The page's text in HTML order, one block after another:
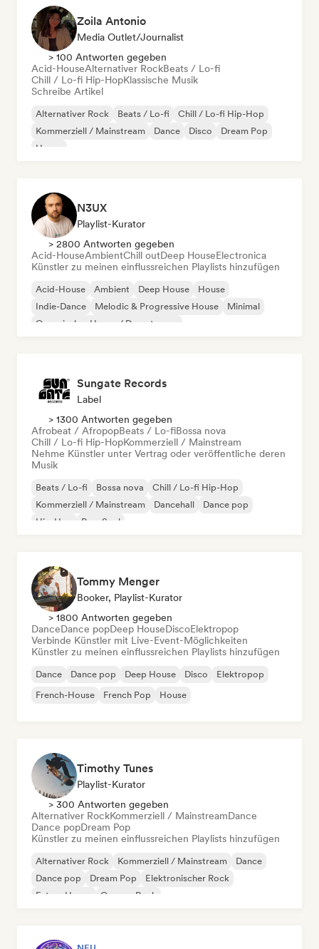
Zoila Antonio
Media Outlet/Journalist
> 100 Antworten gegeben
Acid-HouseAlternativer RockBeats / Lo-fi
Chill / Lo-fi Hip-HopKlassische Musik
Schreibe Artikel
Alternativer Rock Beats / Lo-fi
Chill / Lo-fi Hip-Hop
Kommerziell / Mainstream
Dance Disco
Dream Pop
House
N3UX
Playlist-Kurator
> 2800 Antworten gegeben
Acid-HouseAmbientChill outDeep HouseElectronica
Künstler zu meinen einflussreichen Playlists hinzufügen
Acid-House Ambient Deep House
House
Indie-Dance
Melodic & Progressive House
Minimal
Organischer House / Downtempo
Sungate Records
Label
> 1300 Antworten gegeben
Afrobeat / AfropopBeats / Lo-fiBossa nova
Chill / Lo-fi Hip-HopKommerziell / Mainstream
Nehme Künstler unter Vertrag oder veröffentliche deren
Musik
Beats / Lo-fi Bossa nova
Chill / Lo-fi Hip-Hop
Kommerziell / Mainstream
Dancehall
Dance pop
Hip-Hop
Pop-Soul
Tommy Menger
Booker, Playlist-Kurator
> 1800 Antworten gegeben
DanceDance popDeep HouseDiscoElektropop
Verbinde Künstler mit Live-Event-Möglichkeiten
Künstler zu meinen einflussreichen Playlists hinzufügen
Dance Dance pop Deep House Disco
Elektropop
French-House
French Pop House
Timothy Tunes
Playlist-Kurator
> 300 Antworten gegeben
Alternativer RockKommerziell / MainstreamDance
Dance popDream Pop
Künstler zu meinen einflussreichen Playlists hinzufügen
Alternativer Rock Kommerziell / Mainstream
Dance
Dance pop
Dream Pop
Elektronischer Rock
Future House
Garage-Rock